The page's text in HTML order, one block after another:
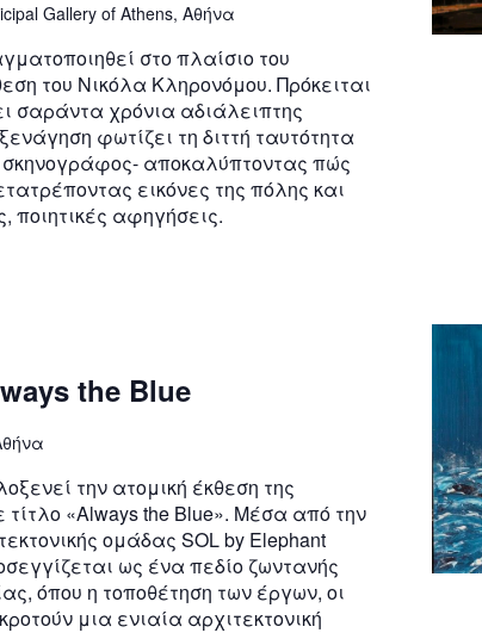
Gallery of Athens, Αθήνα
στο πλαίσιο του
του Νικόλα Κληρονόμου. Πρόκειται
σαράντα χρόνια αδιάλειπτης
φωτίζει τη διττή ταυτότητα
αποκαλύπτοντας πώς
εικόνες της πόλης και
αφηγήσεις.
the Blue
την ατομική έκθεση της
τίτλο «Always the Blue». Μέσα από την
ομάδας SOL by Elephant
ως ένα πεδίο ζωντανής
όπου η τοποθέτηση των έργων, οι
μια ενιαία αρχιτεκτονική